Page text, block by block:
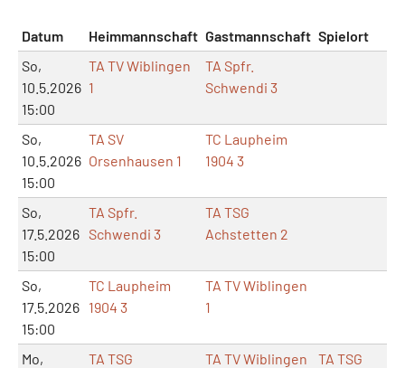
Datum Heimmannschaft Gastmannschaft Spielort
So,
10.5.2026
15:00
TA TV Wiblingen
1
TA Spfr.
Schwendi 3
So,
10.5.2026
15:00
TA SV
Orsenhausen 1
TC Laupheim
1904 3
So,
17.5.2026
15:00
TA Spfr.
Schwendi 3
TA TSG
Achstetten 2
So,
17.5.2026
15:00
TC Laupheim
1904 3
TA TV Wiblingen
1
Mo,
TA TSG
TA TV Wiblingen
TA TSG